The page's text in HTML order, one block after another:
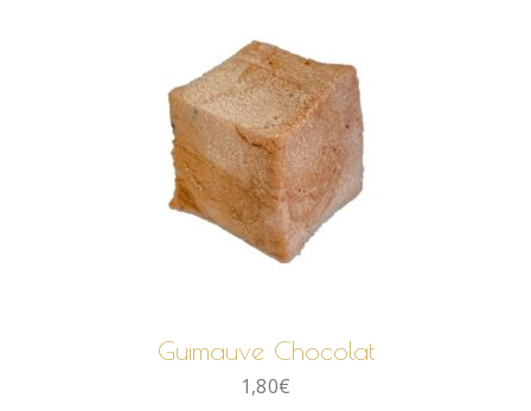
Guimauve Chocolat
1,80€